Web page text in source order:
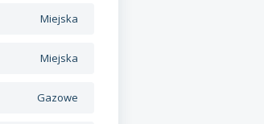
Miejska
Miejska
Gazowe